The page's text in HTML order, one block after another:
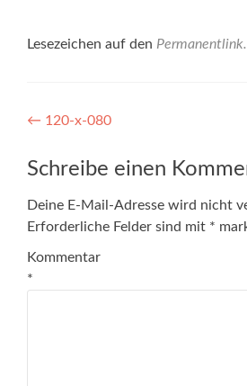
Lesezeichen auf den Permanentlink.
Artikel-
Navigation
← 120-x-080
Schreibe einen
Deine E-Mail-Adresse wird nicht
Erforderliche Felder sind mit *
Kommentar
*